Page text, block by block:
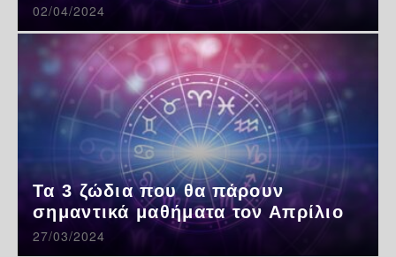
02/04/2024
Τα 3 ζώδια που θα πάρουν
σημαντικά μαθήματα τον Απρίλιο
27/03/2024